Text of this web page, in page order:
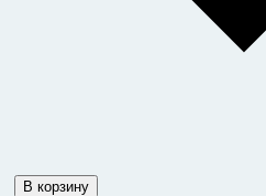
В корзину